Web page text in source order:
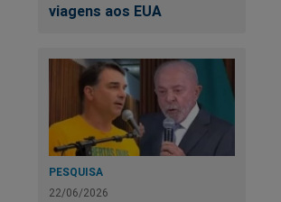
viagens aos EUA
PESQUISA
22/06/2026